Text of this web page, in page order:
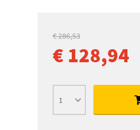
€ 286,53
€ 128,94